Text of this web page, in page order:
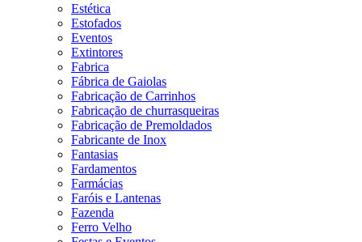
Estética
Estofados
Eventos
Extintores
Fabrica
Fábrica de Gaiolas
Fabricação de Carrinhos
Fabricação de churrasqueiras
Fabricação de Premoldados
Fabricante de Inox
Fantasias
Fardamentos
Farmácias
Faróis e Lantenas
Fazenda
Ferro Velho